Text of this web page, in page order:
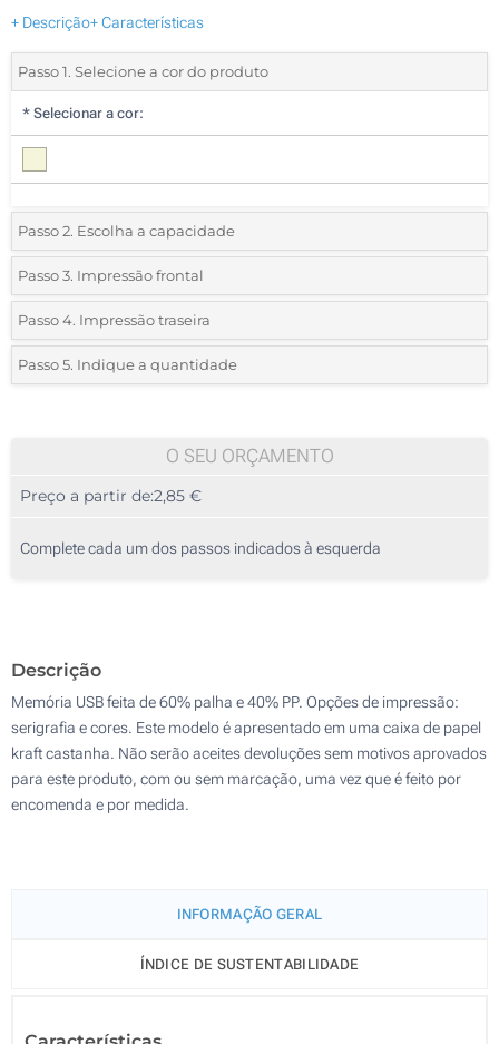
+ Descrição+ Características
Passo 1. Selecione a cor do produto
* Selecionar a cor:
Passo 2. Escolha a capacidade
1 GB
2 GB
4 GB
32 GB
64 GB
Passo 3. Impressão frontal
*Selecione a técnica de personalização e o número de cores do seu
logotipo:
Serigrafia a 1 Cor
Serigrafia a 3 Cores
Serigrafia a 4 Cores
Passo 4. Impressão traseira
*Selecione a técnica de personalização e o número de cores do seu
logotipo:
Passo 5. Indique a quantidade
200
500
Outra :
O SEU ORÇAMENTO
Preço a partir de:2,85 €
Complete cada um dos passos indicados à esquerda
Descrição
Memória USB feita de 60% palha e 40% PP. Opções de impressão:
serigrafia e cores. Este modelo é apresentado em uma caixa de papel
kraft castanha. Não serão aceites devoluções sem motivos aprovados
para este produto, com ou sem marcação, uma vez que é feito por
encomenda e por medida.
INFORMAÇÃO GERAL
ÍNDICE DE SUSTENTABILIDADE